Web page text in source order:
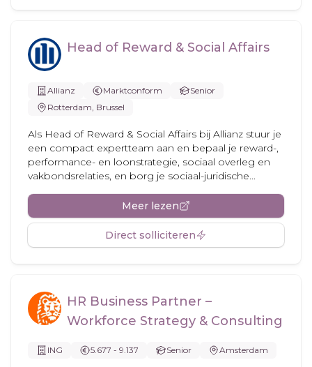
Head of Reward & Social Affairs
Allianz Marktconform
Senior
Rotterdam, Brussel
Als Head of Reward & Social Affairs bij Allianz stuur je
een compact expertteam aan en bepaal je reward-,
performance- en loonstrategie, sociaal overleg en
vakbondsrelaties, en borg je sociaal-juridische...
Meer lezen
Direct solliciteren
HR Business Partner –
Workforce Strategy & Consulting
ING 5.677 - 9.137 Senior Amsterdam